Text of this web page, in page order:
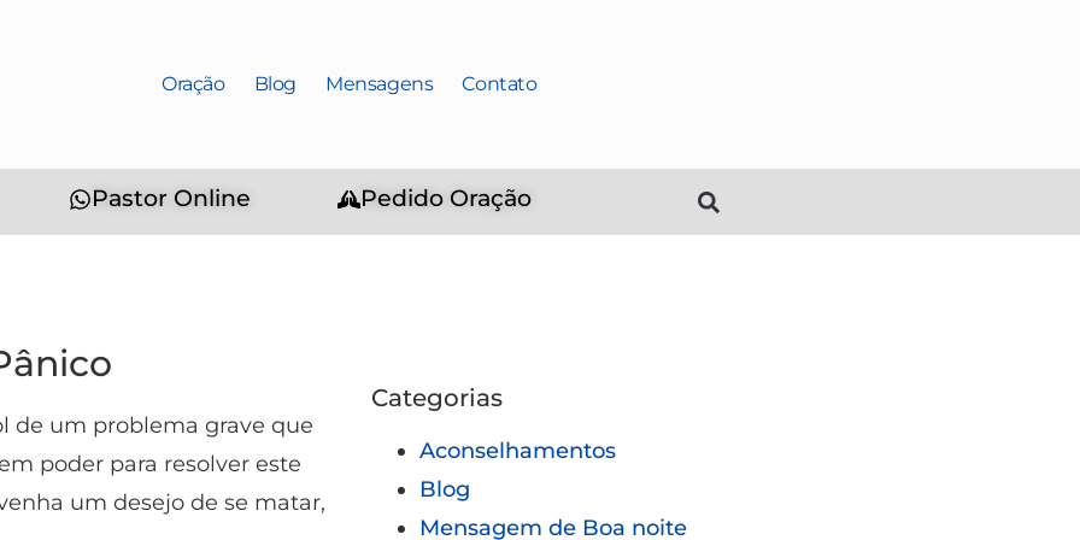
Oração Blog Mensagens Contato
Pastor Online Pedido Oração
de um problema grave que
poder para resolver este
um desejo de se matar,
Categorias
Aconselhamentos
Blog
Mensagem de Boa noite